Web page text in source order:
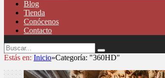
Blog
Tienda
Conócenos
Contacto
Estás en: Inicio»Categoría: "360HD"